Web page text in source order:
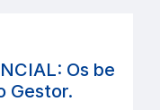
Os be
Gestor.